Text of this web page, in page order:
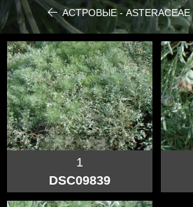
АСТРОВЫЕ - ASTERACEAE
1
DSC09839